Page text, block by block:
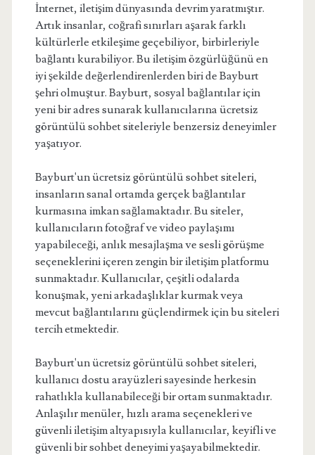
İnternet, iletişim dünyasında devrim yaratmıştır.
Artık insanlar, coğrafi sınırları aşarak farklı
kültürlerle etkileşime geçebiliyor, birbirleriyle
bağlantı kurabiliyor. Bu iletişim özgürlüğünü en
iyi şekilde değerlendirenlerden biri de Bayburt
şehri olmuştur. Bayburt, sosyal bağlantılar için
yeni bir adres sunarak kullanıcılarına ücretsiz
görüntülü sohbet siteleriyle benzersiz deneyimler
yaşatıyor.
Bayburt'un ücretsiz görüntülü sohbet siteleri,
insanların sanal ortamda gerçek bağlantılar
kurmasına imkan sağlamaktadır. Bu siteler,
kullanıcıların fotoğraf ve video paylaşımı
yapabileceği, anlık mesajlaşma ve sesli görüşme
seçeneklerini içeren zengin bir iletişim platformu
sunmaktadır. Kullanıcılar, çeşitli odalarda
konuşmak, yeni arkadaşlıklar kurmak veya
mevcut bağlantılarını güçlendirmek için bu siteleri
tercih etmektedir.
Bayburt'un ücretsiz görüntülü sohbet siteleri,
kullanıcı dostu arayüzleri sayesinde herkesin
rahatlıkla kullanabileceği bir ortam sunmaktadır.
Anlaşılır menüler, hızlı arama seçenekleri ve
güvenli iletişim altyapısıyla kullanıcılar, keyifli ve
güvenli bir sohbet deneyimi yaşayabilmektedir.